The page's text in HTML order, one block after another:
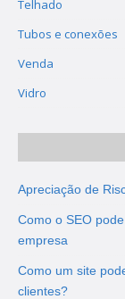
Telhado
Tubos e conexões
Venda
Vidro
Apreciação de
Como o SEO
empresa
Como um site
clientes?